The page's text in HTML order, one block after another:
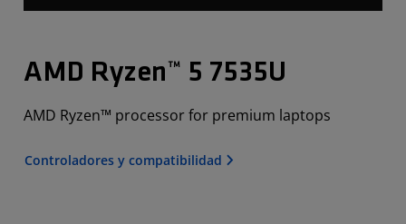
AMD Ryzen™ 5 7535U
AMD Ryzen™ processor for premium laptops
Controladores y compatibilidad